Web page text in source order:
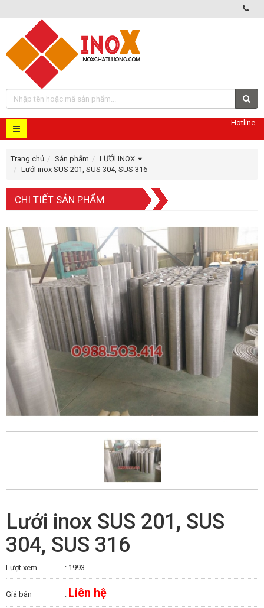
-
Hotline
Trang chủ Sản phẩm
LƯỚI INOX
Lưới inox SUS 201, SUS 304, SUS 316
CHI TIẾT SẢN PHẨM
Lưới inox SUS 201, SUS
304, SUS 316
Lượt xem : 1993
Giá bán : Liên hệ